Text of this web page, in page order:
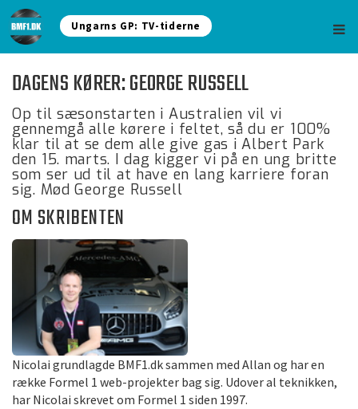
Ungarns GP: TV-tiderne
DAGENS KØRER: GEORGE RUSSELL
Op til sæsonstarten i Australien vil vi
gennemgå alle kørere i feltet, så du er 100%
klar til at se dem alle give gas i Albert Park
den 15. marts. I dag kigger vi på en ung britte
som ser ud til at have en lang karriere foran
sig. Mød George Russell
OM SKRIBENTEN
Nicolai grundlagde BMF1.dk sammen med Allan og har en
række Formel 1 web-projekter bag sig. Udover al teknikken,
har Nicolai skrevet om Formel 1 siden 1997.